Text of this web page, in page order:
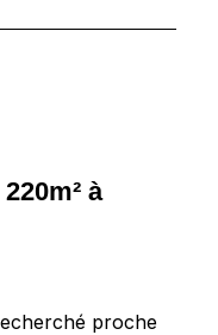
à
proche